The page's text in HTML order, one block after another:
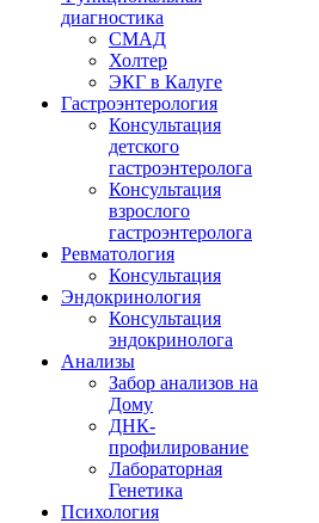
диагностика
СМАД
Холтер
ЭКГ в Калуге
Гастроэнтерология
Консультация
детского
гастроэнтеролога
Консультация
взрослого
гастроэнтеролога
Ревматология
Консультация
Эндокринология
Консультация
эндокринолога
Анализы
Забор анализов на
Дому
ДНК-
профилирование
Лабораторная
Генетика
Психология